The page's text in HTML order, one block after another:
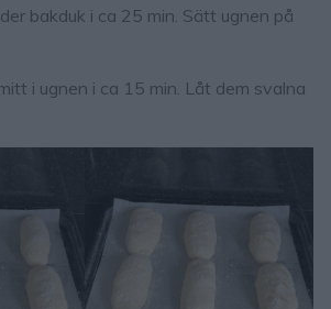
bakduk i ca 25 min. Sätt ugnen på
i ugnen i ca 15 min. Låt dem svalna